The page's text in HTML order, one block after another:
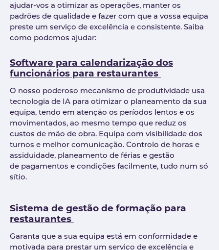
ajudar-vos a otimizar as operações, manter os
padrões de qualidade e fazer com que a vossa equipa
preste um serviço de excelência e consistente. Saiba
como podemos ajudar:
Software para calendarização dos
funcionários para restaurantes
O nosso poderoso mecanismo de produtividade usa
tecnologia de IA para otimizar o planeamento da sua
equipa, tendo em atenção os períodos lentos e os
movimentados, ao mesmo tempo que reduz os
custos de mão de obra. Equipa com visibilidade dos
turnos e melhor comunicação. Controlo de horas e
assiduidade, planeamento de férias e gestão
de pagamentos e condições facilmente, tudo num só
sítio.
Sistema de gestão de formação para
restaurantes
Garanta que a sua equipa está em conformidade e
motivada para prestar um serviço de excelência e